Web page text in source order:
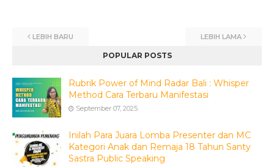
LEBIH BARU LEBIH LAMA
POPULAR POSTS
Rubrik Power of Mind Radar Bali : Whisper
Method Cara Terbaru Manifestasi
September 07, 2025
Inilah Para Juara Lomba Presenter dan MC
Kategori Anak dan Remaja 18 Tahun Santy
Sastra Public Speaking